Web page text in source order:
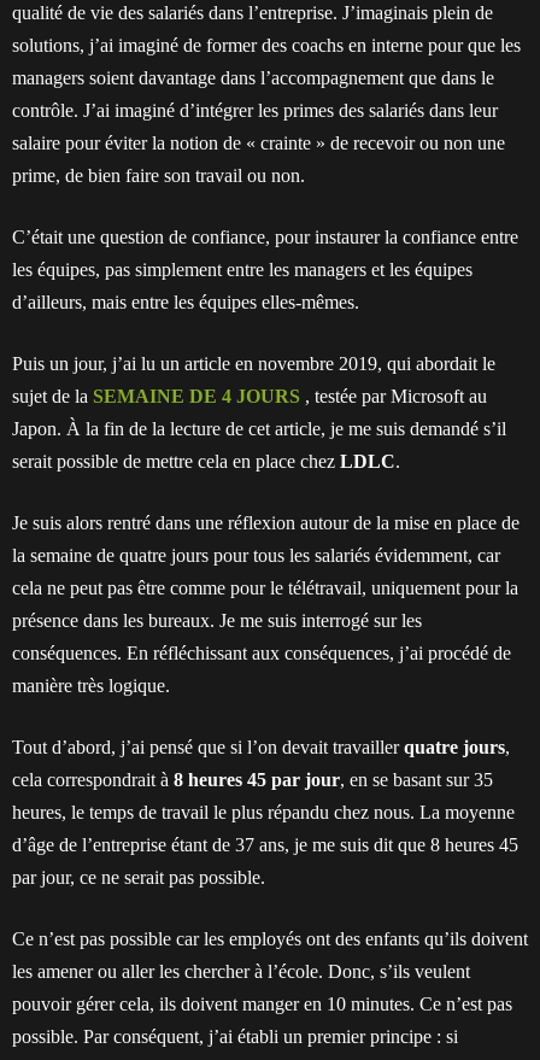
qualité de vie des salariés dans l’entreprise. J’imaginais plein de
solutions, j’ai imaginé de former des coachs en interne pour que les
managers soient davantage dans l’accompagnement que dans le
contrôle. J’ai imaginé d’intégrer les primes des salariés dans leur
salaire pour éviter la notion de « crainte » de recevoir ou non une
prime, de bien faire son travail ou non.
C’était une question de confiance, pour instaurer la confiance entre
les équipes, pas simplement entre les managers et les équipes
d’ailleurs, mais entre les équipes elles-mêmes.
Puis un jour, j’ai lu un article en novembre 2019, qui abordait le
sujet de la SEMAINE DE 4 JOURS , testée par Microsoft au
Japon. À la fin de la lecture de cet article, je me suis demandé s’il
serait possible de mettre cela en place chez LDLC.
Je suis alors rentré dans une réflexion autour de la mise en place de
la semaine de quatre jours pour tous les salariés évidemment, car
cela ne peut pas être comme pour le télétravail, uniquement pour la
présence dans les bureaux. Je me suis interrogé sur les
conséquences. En réfléchissant aux conséquences, j’ai procédé de
manière très logique.
Tout d’abord, j’ai pensé que si l’on devait travaillerquatre jours,
cela correspondrait à 8 heures 45 par jour, en se basant sur 35
heures, le temps de travail le plus répandu chez nous. La moyenne
d’âge de l’entreprise étant de 37 ans, je me suis dit que 8 heures 45
par jour, ce ne serait pas possible.
Ce n’est pas possible car les employés ont des enfants qu’ils doivent
les amener ou aller les chercher à l’école. Donc, s’ils veulent
pouvoir gérer cela, ils doivent manger en 10 minutes. Ce n’est pas
possible. Par conséquent, j’ai établi un premier principe : si